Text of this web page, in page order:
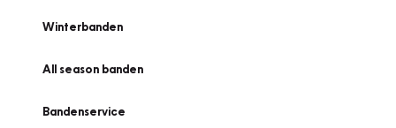
Winterbanden
All season banden
Bandenservice